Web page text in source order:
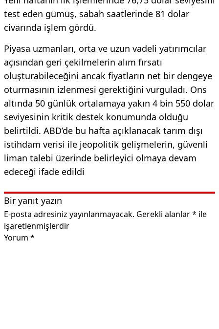
test eden gümüş, sabah saatlerinde 81 dolar
civarında işlem gördü.
Piyasa uzmanları, orta ve uzun vadeli yatırımcılar
açısından geri çekilmelerin alım fırsatı
oluşturabileceğini ancak fiyatların net bir dengeye
oturmasının izlenmesi gerektiğini vurguladı. Ons
altında 50 günlük ortalamaya yakın 4 bin 550 dolar
seviyesinin kritik destek konumunda olduğu
belirtildi. ABD’de bu hafta açıklanacak tarım dışı
istihdam verisi ile jeopolitik gelişmelerin, güvenli
liman talebi üzerinde belirleyici olmaya devam
edeceği ifade edildi
Bir yanıt yazın
E-posta adresiniz yayınlanmayacak. Gerekli alanlar* ile
işaretlenmişlerdir
Yorum *